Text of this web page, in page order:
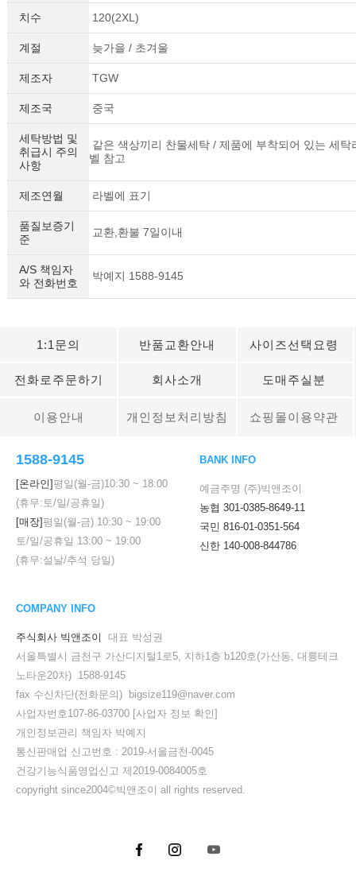
세요!
치수 120(2XL)
계절 늦가을 / 초겨울
제조자 TGW
제조국 중국
세탁방법 및
취급시 주의
사항
같은 색상끼리 찬물세탁 / 제품에 부착되어 있는 세탁
벨 참고
제조연월 라벨에 표기
품질보증기
준
교환,환불 7일이내
A/S 책임자
와 전화번호
박예지 1588-9145
1:1문의 반품교환안내 사이즈선택요령
전화로주문하기 회사소개 도매주실분
이용안내 개인정보처리방침 쇼핑몰이용약관
1588-9145
[온라인]평일(월-금)10:30 ~ 18:00
(휴무:토/일/공휴일)
[매장]평일(월-금) 10:30 ~ 19:00
토/일/공휴일 13:00 ~ 19:00
(휴무:설날/추석 당일)
BANK INFO
예금주명 (주)빅앤조이
농협 301-0385-8649-11
국민 816-01-0351-564
신한 140-008-844786
COMPANY INFO
주식회사 빅앤조이
대표 박성권
서울특별시 금천구 가산디지털1로5, 지하1층 b120호(가산동, 대륭테크
노타운20차) 1588-9145
fax 수신차단(전화문의) bigsize119@naver.com
사업자번호107-86-03700 [사업자 정보 확인]
개인정보관리 책임자 박예지
통신판매업 신고번호 : 2019-서울금천-0045
건강기능식품영업신고 제2019-0084005호
copyright since2004©빅앤조이 all rights reserved.